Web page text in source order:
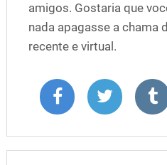
amigos. Gostaria que
nada apagasse a chama
recente e virtual.